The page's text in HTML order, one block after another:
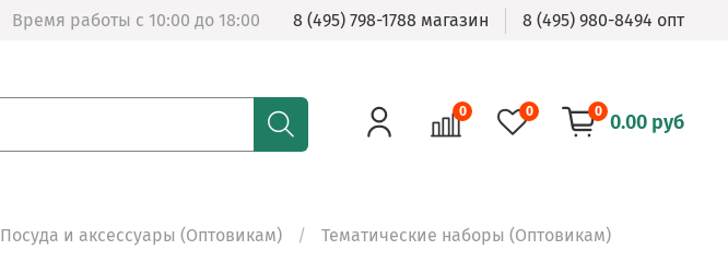
Время работы с 10:00 до 18:00 8 (495) 798-1788 магазин 8 (495) 980-8494 опт
0 0 0 0.00 руб
Посуда и аксессуары (Оптовикам) Тематические наборы (Оптовикам)